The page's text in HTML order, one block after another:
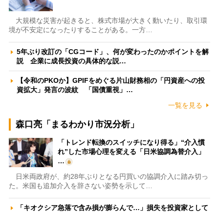
大規模な災害が起きると、株式市場が大きく動いたり、取引環
境が不安定になったりすることがある。一方…
5年ぶり改訂の「CGコード」、何が変わったのかポイントを解
説 企業に成長投資の具体的な説…
【令和のPKOか】GPIFをめぐる片山財務相の「円資産への投
資拡大」発言の波紋 「国債重視」…
一覧を見る
森口亮「まるわかり市況分析」
「トレンド転換のスイッチになり得る」“介入慣
れ”した市場心理を変える「日米協調為替介入」
…
日米両政府が、約28年ぶりとなる円買いの協調介入に踏み切っ
た。米国も追加介入を辞さない姿勢を示して…
「キオクシア急落で含み損が膨らんで…」損失を投資家として